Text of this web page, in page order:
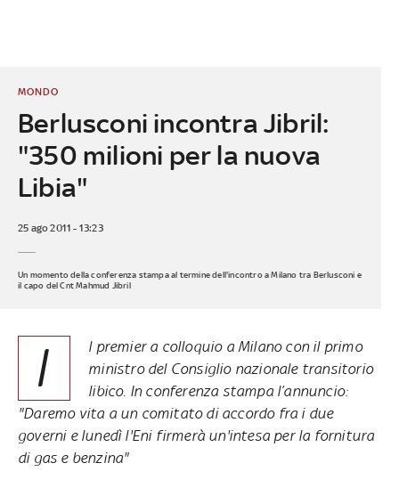
Berlusconi incontra Jibril:
"350 milioni per la nuova
Libia"
MONDO
25 ago 2011 - 13:23
Un momento della conferenza stampa al termine dell'incontro a Milano tra Berlusconi e
il capo del Cnt Mahmud Jibril
I
l premier a colloquio a Milano con il primo
ministro del Consiglio nazionale transitorio
libico. In conferenza stampa l’annuncio:
"Daremo vita a un comitato di accordo fra i due
governi e lunedì l'Eni firmerà un'intesa per la fornitura
di gas e benzina"